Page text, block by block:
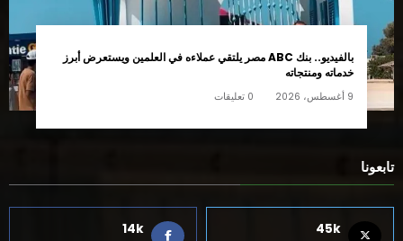
بالفيديو.. بنك ABC مصر يلتقي عملاءه في العلمين ويستعرض أبرز
خدماته ومنتجاته
9 أغسطس، 2026 0 تعليقات
تابعونا
45k
14k